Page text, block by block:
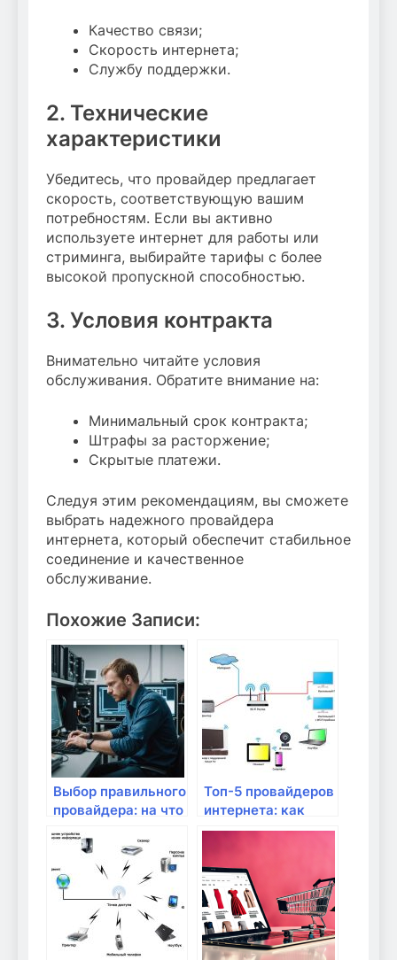
Качество связи;
Скорость интернета;
Службу поддержки.
2. Технические
характеристики
Убедитесь, что провайдер предлагает
скорость, соответствующую вашим
потребностям. Если вы активно
используете интернет для работы или
стриминга, выбирайте тарифы с более
высокой пропускной способностью.
3. Условия контракта
Внимательно читайте условия
обслуживания. Обратите внимание на:
Минимальный срок контракта;
Штрафы за расторжение;
Скрытые платежи.
Следуя этим рекомендациям, вы сможете
выбрать надежного провайдера
интернета, который обеспечит стабильное
соединение и качественное
обслуживание.
Похожие Записи:
Выбор правильного
провайдера: на что
обратить внимание
Топ-5 провайдеров
интернета: как
выбрать лучшего